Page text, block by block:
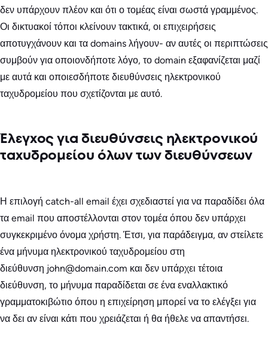
δεν υπάρχουν πλέον και ότι ο τομέας είναι σωστά γραμμένος.
Οι δικτυακοί τόποι κλείνουν τακτικά, οι επιχειρήσεις
αποτυγχάνουν και τα domains λήγουν- αν αυτές οι περιπτώσεις
συμβούν για οποιονδήποτε λόγο, το domain εξαφανίζεται μαζί
με αυτά και οποιεσδήποτε διευθύνσεις ηλεκτρονικού
ταχυδρομείου που σχετίζονται με αυτό.
Έλεγχος για διευθύνσεις ηλεκτρονικού
ταχυδρομείου όλων των διευθύνσεων
Η επιλογή catch-all email έχει σχεδιαστεί για να παραδίδει όλα
τα email που αποστέλλονται στον τομέα όπου δεν υπάρχει
συγκεκριμένο όνομα χρήστη. Έτσι, για παράδειγμα, αν στείλετε
ένα μήνυμα ηλεκτρονικού ταχυδρομείου στη
διεύθυνση john@domain.com και δεν υπάρχει τέτοια
διεύθυνση, το μήνυμα παραδίδεται σε ένα εναλλακτικό
γραμματοκιβώτιο όπου η επιχείρηση μπορεί να το ελέγξει για
να δει αν είναι κάτι που χρειάζεται ή θα ήθελε να απαντήσει.